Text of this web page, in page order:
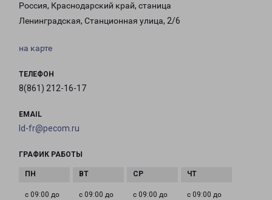
Россия, Краснодарский край, станица
Ленинградская, Станционная улица, 2/6
на карте
ТЕЛЕФОН
8(861) 212-16-17
EMAIL
ld-fr@pecom.ru
ГРАФИК РАБОТЫ
с 09:00 до
с 09:00 до
с 09:00 до
с 09:00 до